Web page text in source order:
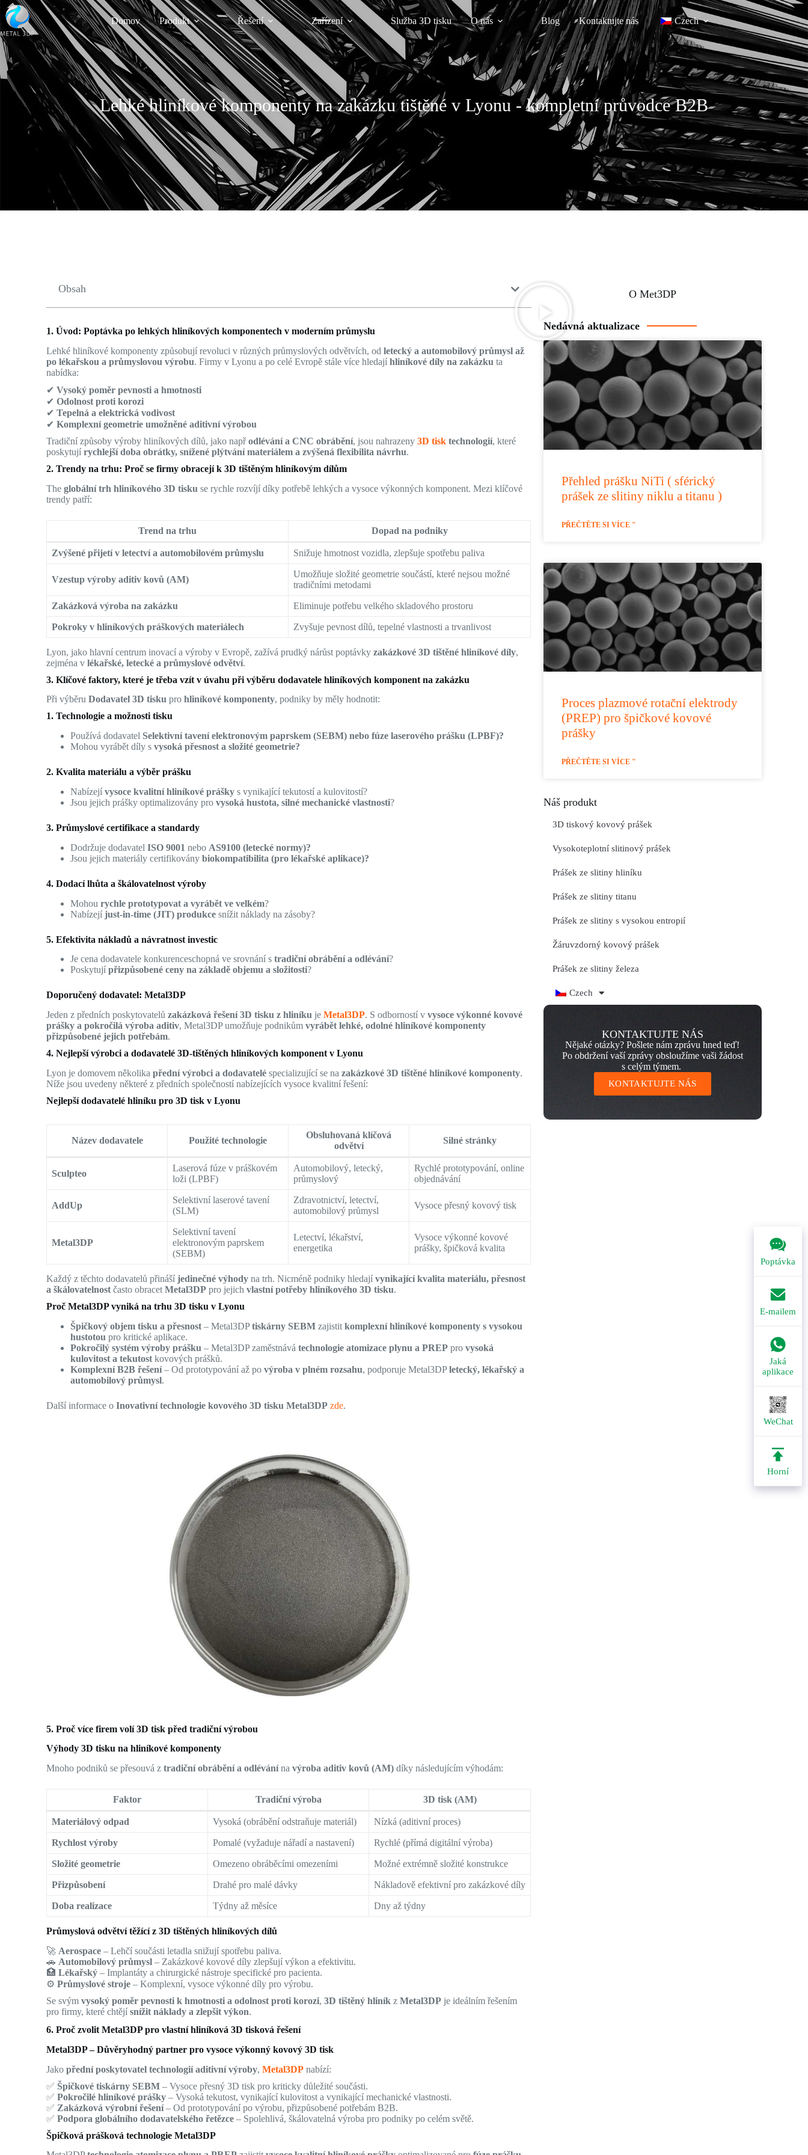
Domov Produkt Řešení Zařízení Služba 3D tisku O nás Blog Kontaktujte nás Czech
Poptávka
E-mailem
Jaká
aplikace
WeChat
Horní
Lehké hliníkové komponenty na zakázku tištěné v Lyonu - kompletní průvodce B2B
Obsah
1. Úvod: Poptávka po lehkých hliníkových komponentech v moderním průmyslu
Lehké hliníkové komponenty způsobují revoluci v různých průmyslových odvětvích, odletecký a automobilový průmysl až
po lékařskou a průmyslovou výrobu. Firmy v Lyonu a po celé Evropě stále více hledajíhliníkové díly na zakázku ta
nabídka:
✔Vysoký poměr pevnosti a hmotnosti
✔Odolnost proti korozi
✔Tepelná a elektrická vodivost
✔Komplexní geometrie umožněné aditivní výrobou
Tradiční způsoby výroby hliníkových dílů, jako napřodlévání a CNC obrábění, jsou nahrazeny3D tisk technologií, které
poskytujírychlejší doba obrátky, snížené plýtvání materiálem a zvýšená flexibilita návrhu.
2. Trendy na trhu: Proč se firmy obracejí k 3D tištěným hliníkovým dílům
Theglobální trh hliníkového 3D tisku se rychle rozvíjí díky potřebě lehkých a vysoce výkonných komponent. Mezi klíčové
trendy patří:
Trend na trhu Dopad na podniky
Zvýšené přijetí v letectví a automobilovém průmyslu Snižuje hmotnost vozidla, zlepšuje spotřebu paliva
Vzestup výroby aditiv kovů (AM)
Umožňuje složité geometrie součástí, které nejsou možné
tradičními metodami
Zakázková výroba na zakázku Eliminuje potřebu velkého skladového prostoru
Pokroky v hliníkových práškových materiálech Zvyšuje pevnost dílů, tepelné vlastnosti a trvanlivost
Lyon, jako hlavní centrum inovací a výroby v Evropě, zažívá prudký nárůst poptávkyzakázkové 3D tištěné hliníkové díly,
zejména vlékařské, letecké a průmyslové odvětví.
3. Klíčové faktory, které je třeba vzít v úvahu při výběru dodavatele hliníkových komponent na zakázku
Při výběruDodavatel 3D tisku prohliníkové komponenty, podniky by měly hodnotit:
1. Technologie a možnosti tisku
Používá dodavatel Selektivní tavení elektronovým paprskem (SEBM) nebo fúze laserového prášku (LPBF)?
Mohou vyrábět díly svysoká přesnost a složité geometrie?
2. Kvalita materiálu a výběr prášku
Nabízejívysoce kvalitní hliníkové prášky s vynikající tekutostí a kulovitostí?
Jsou jejich prášky optimalizovány provysoká hustota, silné mechanické vlastnosti?
3. Průmyslové certifikace a standardy
Dodržuje dodavatelISO 9001 nebo AS9100 (letecké normy)?
Jsou jejich materiály certifikoványbiokompatibilita (pro lékařské aplikace)?
4. Dodací lhůta a škálovatelnost výroby
Mohourychle prototypovat a vyrábět ve velkém?
Nabízejíjust-in-time (JIT) produkce snížit náklady na zásoby?
5. Efektivita nákladů a návratnost investic
Je cena dodavatele konkurenceschopná ve srovnání stradiční obrábění a odlévání?
Poskytujípřizpůsobené ceny na základě objemu a složitosti?
Doporučený dodavatel: Metal3DP
Jeden z předních poskytovatelůzakázková řešení 3D tisku z hliníku jeMetal3DP. S odborností vvysoce výkonné kovové
prášky a pokročilá výroba aditiv, Metal3DP umožňuje podnikůmvyrábět lehké, odolné hliníkové komponenty
přizpůsobené jejich potřebám.
4. Nejlepší výrobci a dodavatelé 3D-tištěných hliníkových komponent v Lyonu
Lyon je domovem několikapřední výrobci a dodavatelé specializující se nazakázkové 3D tištěné hliníkové komponenty.
Níže jsou uvedeny některé z předních společností nabízejících vysoce kvalitní řešení:
Nejlepší dodavatelé hliníku pro 3D tisk v Lyonu
Název dodavatele Použité technologie
Obsluhovaná klíčová
odvětví
Silné stránky
Sculpteo
Laserová fúze v práškovém
loži (LPBF)
Automobilový, letecký,
průmyslový
Rychlé prototypování, online
objednávání
AddUp
Selektivní laserové tavení
(SLM)
Zdravotnictví, letectví,
automobilový průmysl
Vysoce přesný kovový tisk
Metal3DP
Selektivní tavení
elektronovým paprskem
(SEBM)
Letectví, lékařství,
energetika
Vysoce výkonné kovové
prášky, špičková kvalita
Každý z těchto dodavatelů přinášíjedinečné výhody na trh. Nicméně podniky hledajívynikající kvalita materiálu, přesnost
a škálovatelnost často obracetMetal3DP pro jejichvlastní potřeby hliníkového 3D tisku.
Proč Metal3DP vyniká na trhu 3D tisku v Lyonu
Špičkový objem tisku a přesnost – Metal3DPtiskárny SEBM zajistitkomplexní hliníkové komponenty s vysokou
hustotou pro kritické aplikace.
Pokročilý systém výroby prášku – Metal3DP zaměstnávátechnologie atomizace plynu a PREP provysoká
kulovitost a tekutost kovových prášků.
Komplexní B2B řešení– Od prototypování až povýroba v plném rozsahu, podporuje Metal3DPletecký, lékařský a
automobilový průmysl.
Další informace oInovativní technologie kovového 3D tisku Metal3DP zde.
5. Proč více firem volí 3D tisk před tradiční výrobou
Výhody 3D tisku na hliníkové komponenty
Mnoho podniků se přesouvá ztradiční obrábění a odlévánínavýroba aditiv kovů (AM) díky následujícím výhodám:
Faktor Tradiční výroba 3D tisk (AM)
Materiálový odpad Vysoká (obrábění odstraňuje materiál) Nízká (aditivní proces)
Rychlost výroby Pomalé (vyžaduje nářadí a nastavení) Rychlé (přímá digitální výroba)
Složité geometrie Omezeno obráběcími omezeními Možné extrémně složité konstrukce
Přizpůsobení Drahé pro malé dávky Nákladově efektivní pro zakázkové díly
Doba realizace Týdny až měsíce Dny až týdny
Průmyslová odvětví těžící z 3D tištěných hliníkových dílů
🚀 Aerospace – Lehčí součásti letadla snižují spotřebu paliva.
🚗 Automobilový průmysl – Zakázkové kovové díly zlepšují výkon a efektivitu.
🏥Lékařský – Implantáty a chirurgické nástroje specifické pro pacienta.
⚙️Průmyslové stroje – Komplexní, vysoce výkonné díly pro výrobu.
Se svýmvysoký poměr pevnosti k hmotnosti a odolnost proti korozi,3D tištěný hliník zMetal3DP je ideálním řešením
pro firmy, které chtějísnížit náklady a zlepšit výkon.
6. Proč zvolit Metal3DP pro vlastní hliníková 3D tisková řešení
Metal3DP – Důvěryhodný partner pro vysoce výkonný kovový 3D tisk
Jakopřední poskytovatel technologií aditivní výroby,Metal3DP nabízí:
✅ Špičkové tiskárny SEBM – Vysoce přesný 3D tisk pro kriticky důležité součásti.
✅Pokročilé hliníkové prášky – Vysoká tekutost, vynikající kulovitost a vynikající mechanické vlastnosti.
✅ Zakázková výrobní řešení– Od prototypování po výrobu, přizpůsobené potřebám B2B.
✅Podpora globálního dodavatelského řetězce – Spolehlivá, škálovatelná výroba pro podniky po celém světě.
Špičková prášková technologie Metal3DP
O Met3DP
Nedávná aktualizace
Přehled prášku NiTi ( sférický
prášek ze slitiny niklu a titanu )
PŘEČTĚTE SI VÍCE "
Proces plazmové rotační elektrody
(PREP) pro špičkové kovové
prášky
PŘEČTĚTE SI VÍCE "
Náš produkt
3D tiskový kovový prášek
Vysokoteplotní slitinový prášek
Prášek ze slitiny hliníku
Prášek ze slitiny titanu
Prášek ze slitiny s vysokou entropií
Žáruvzdorný kovový prášek
Prášek ze slitiny železa
Czech
KONTAKTUJTE NÁS
Nějaké otázky? Pošlete nám zprávu hned teď!
Po obdržení vaší zprávy obsloužíme vaši žádost
s celým týmem.
KONTAKTUJTE NÁS